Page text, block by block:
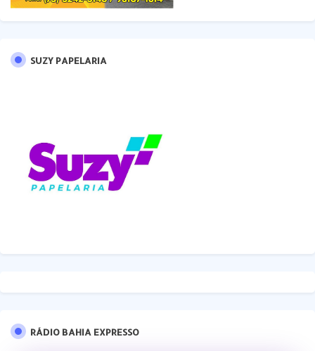
SUZY PAPELARIA
RÁDIO BAHIA EXPRESSO